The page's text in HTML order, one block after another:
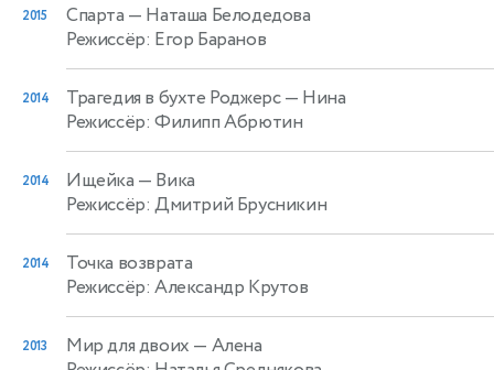
2015 Спарта — Наташа Белодедова
Режиссёр: Егор Баранов
2014 Трагедия в бухте Роджерс— Нина
Режиссёр: Филипп Абрютин
2014 Ищейка — Вика
Режиссёр: Дмитрий Брусникин
2014
Точка возврата
Режиссёр: Александр Крутов
2013 Мир для двоих — Алена